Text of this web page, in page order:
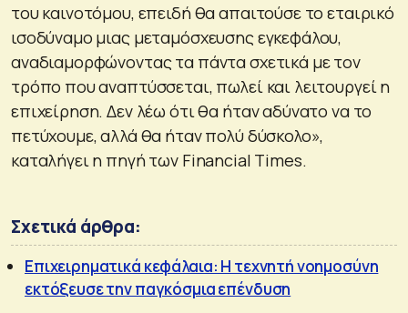
του καινοτόμου, επειδή θα απαιτούσε το εταιρικό
ισοδύναμο μιας μεταμόσχευσης εγκεφάλου,
αναδιαμορφώνοντας τα πάντα σχετικά με τον
τρόπο που αναπτύσσεται, πωλεί και λειτουργεί η
επιχείρηση. Δεν λέω ότι θα ήταν αδύνατο να το
πετύχουμε, αλλά θα ήταν πολύ δύσκολο»,
καταλήγει η πηγή των Financial Times.
Σχετικά άρθρα:
Επιχειρηματικά κεφάλαια: Η τεχνητή νοημοσύνη
εκτόξευσε την παγκόσμια επένδυση